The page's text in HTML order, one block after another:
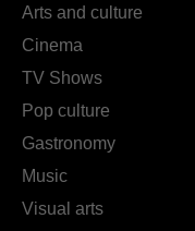
Arts and culture
Cinema
TV Shows
Pop culture
Gastronomy
Music
Visual arts